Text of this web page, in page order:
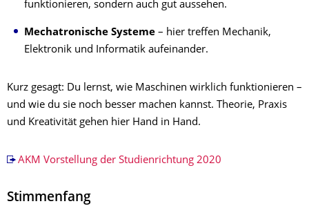
funktionieren, sondern auch gut aussehen.
Mechatronische Systeme – hier treffen Mechanik,
Elektronik und Informatik aufeinander.
Kurz gesagt: Du lernst, wie Maschinen wirklich funktionieren –
und wie du sie noch besser machen kannst. Theorie, Praxis
und Kreativität gehen hier Hand in Hand.
AKM Vorstellung der Studienrichtung 2020
Stimmenfang